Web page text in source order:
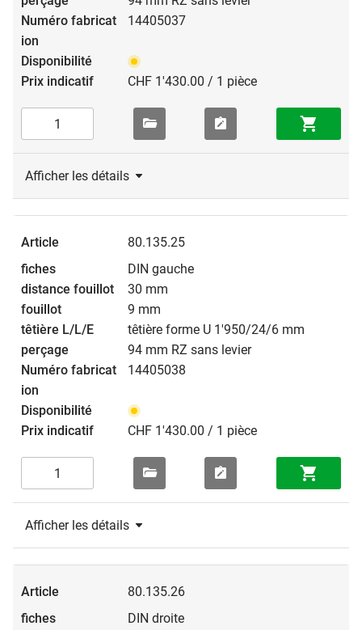
14405037
CHF 1'430.00 / 1 pièce
Afficher les détails
80.135.25
DIN gauche
30 mm
9 mm
têtière forme U 1'950/24/6 mm
94 mm RZ sans levier
14405038
CHF 1'430.00 / 1 pièce
Afficher les détails
80.135.26
DIN droite